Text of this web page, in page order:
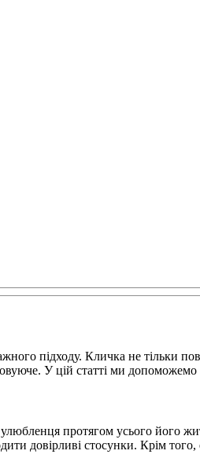
підходу. Кличка не тільки
У цій статті ми допоможемо
протягом усього його
довірливі стосунки. Крім